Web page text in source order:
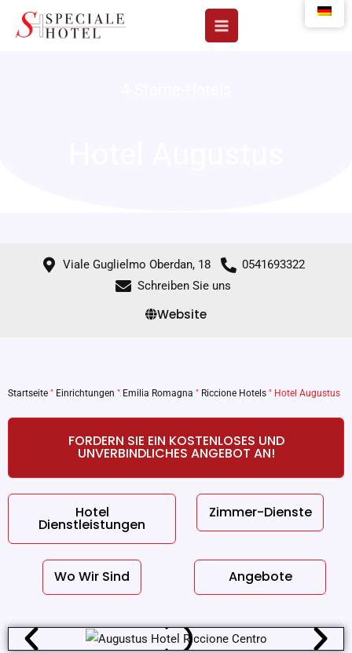
Inhalt
Viale Guglielmo Oberdan, 18
0541693322
Schreiben Sie uns
Website
Startseite " Einrichtungen " Emilia Romagna " Riccione Hotels " Hotel Augustus
FORDERN SIE EIN KOSTENLOSES UND
UNVERBINDLICHES ANGEBOT AN!
Hotel
Dienstleistungen
Zimmer-Dienste
Wo Wir Sind Angebote